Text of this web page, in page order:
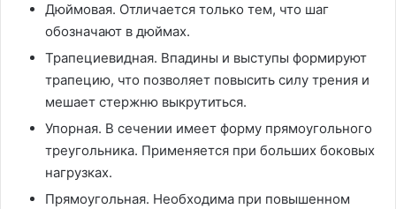
Дюймовая. Отличается только тем, что шаг
обозначают в дюймах.
Трапециевидная. Впадины и выступы формируют
трапецию, что позволяет повысить силу трения и
мешает стержню выкрутиться.
Упорная. В сечении имеет форму прямоугольного
треугольника. Применяется при больших боковых
нагрузках.
Прямоугольная. Необходима при повышенном